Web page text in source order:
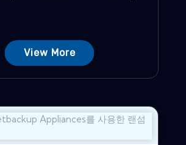
View More